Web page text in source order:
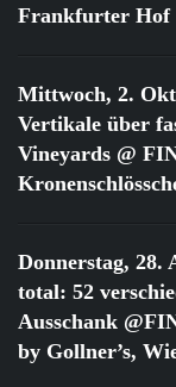
Frankfurter Hof
Mittwoch, 2.
Vertikale über
Vineyards @
Donnerstag, 28.
total: 52
Ausschank
by Gollner’s,